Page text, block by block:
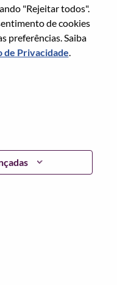
"Rejeitar todos".
de cookies
preferências. Saiba
de Privacidade.